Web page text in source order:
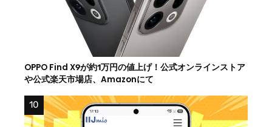
OPPO Find X9が約1万円の値上げ！公式オンラインストア
や公式楽天市場店、Amazonにて